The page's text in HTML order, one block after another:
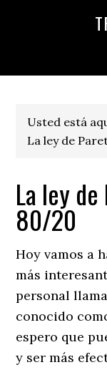
Usted está
La ley de
La ley
80/20
Hoy vamos a
más
personal
conocido
espero que
y ser más